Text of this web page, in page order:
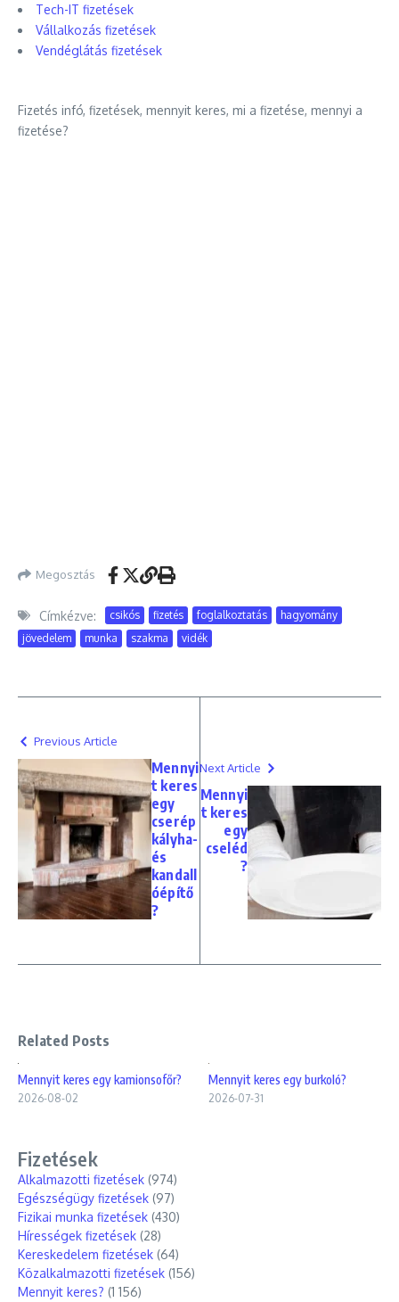
Tech-IT fizetések
Vállalkozás fizetések
Vendéglátás fizetések
Fizetés infó, fizetések, mennyit keres, mi a fizetése, mennyi a
fizetése?
Megosztás
Címkézve: csikós fizetés foglalkoztatás
hagyomány
jövedelem
munka szakma vidék
Previous Article
Mennyi
t keres
egy
cserép
kályha-
és
kandall
óépítő
?
Next Article
Mennyi
t keres
egy
cseléd
?
Related Posts
Mennyit keres egy kamionsofőr?
2026-08-02
Mennyit keres egy burkoló?
2026-07-31
Fizetések
Alkalmazotti fizetések (974)
Egészségügy fizetések (97)
Fizikai munka fizetések (430)
Hírességek fizetések (28)
Kereskedelem fizetések (64)
Közalkalmazotti fizetések (156)
Mennyit keres? (1 156)